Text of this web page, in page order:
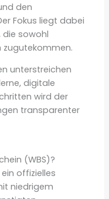
den
Fokus liegt dabei
die sowohl
zugutekommen.
unterstreichen
digitale
wird der
transparenter
(WBS)?
offizielles
niedrigem